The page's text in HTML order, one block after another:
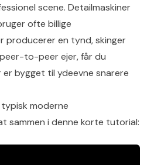
scene. Detailmaskiner
ofte billige
producerer en tynd, skinger
to-peer ejer, får du
bygget til ydeevne snarere
moderne
sammen i denne korte tutorial: